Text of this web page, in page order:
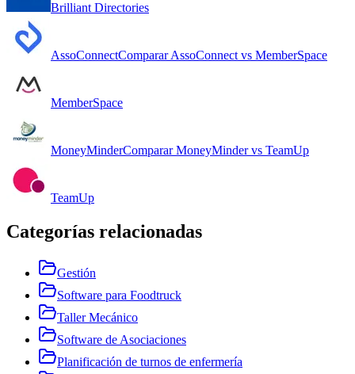
Brilliant Directories
AssoConnectCompararAssoConnectvs MemberSpace
MemberSpace
MoneyMinderComparar MoneyMindervs TeamUp
TeamUp
Categorías relacionadas
Gestión
Software para Foodtruck
Taller Mecánico
Software de Asociaciones
Planificación de turnos de enfermería